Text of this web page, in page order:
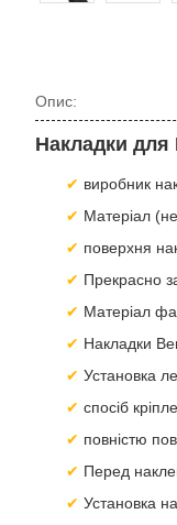
Опис:
Накладки для
виробник
Матеріал
поверхня
Прекрасно
Матеріал
Накладки
Установка
спосіб
повністю
Перед
Установка